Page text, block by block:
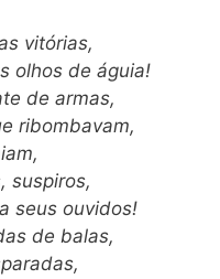
vitórias,
olhos de águia!
de armas,
ribombavam,
suspiros,
seus ouvidos!
de balas,